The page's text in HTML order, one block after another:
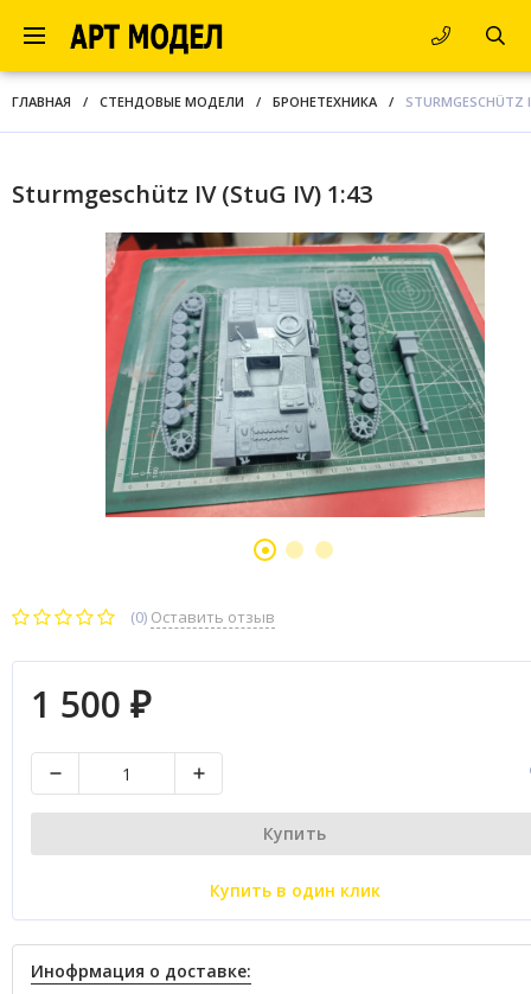
ГЛАВНАЯ / СТЕНДОВЫЕ МОДЕЛИ / БРОНЕТЕХНИКА / STURMGESCHÜTZ
Sturmgeschütz IV (StuG IV) 1:43
(0) Оставить отзыв
1 500 ₽
Купить
Купить в один клик
Инофрмация о доставке: